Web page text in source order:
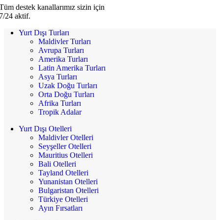
destek kanallarımız sizin için
24 aktif.
Yurt Dışı Turları
Maldivler Turları
Avrupa Turları
Amerika Turları
Latin Amerika Turları
Asya Turları
Uzak Doğu Turları
Orta Doğu Turları
Afrika Turları
Tropik Adalar
Yurt Dışı Otelleri
Maldivler Otelleri
Seyşeller Otelleri
Mauritius Otelleri
Bali Otelleri
Tayland Otelleri
Yunanistan Otelleri
Bulgaristan Otelleri
Türkiye Otelleri
Ayın Fırsatları